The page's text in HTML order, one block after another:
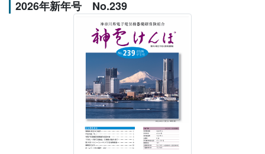
2026年新年号 No.239